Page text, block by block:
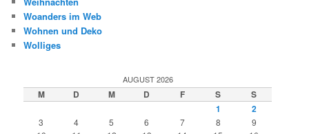
Woanders im Web
Wohnen und Deko
Wolliges
AUGUST 2026
M D M D F S
S
1
2
3 4 5 6 7 8
9